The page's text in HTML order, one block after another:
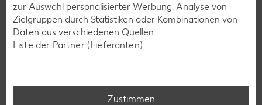
Smoothie-Rezepte
Bowle-Rezepte
zur Auswahl personalisierter Werbung. Analyse von
Zielgruppen durch Statistiken oder Kombinationen von
Daten aus verschiedenen Quellen.
Liste der Partner (Lieferanten)
Zustimmen